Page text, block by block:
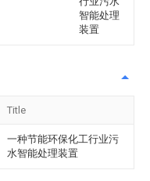
智能处理
装置
Title
一种节能环保化工行业污
水智能处理装置